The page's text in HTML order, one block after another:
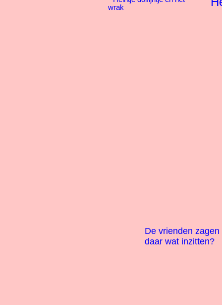
wrak
De vrienden
daar wat inzitten?